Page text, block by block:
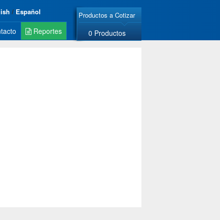
/ Español Productos a Cotizar
0 Productos
Reportes